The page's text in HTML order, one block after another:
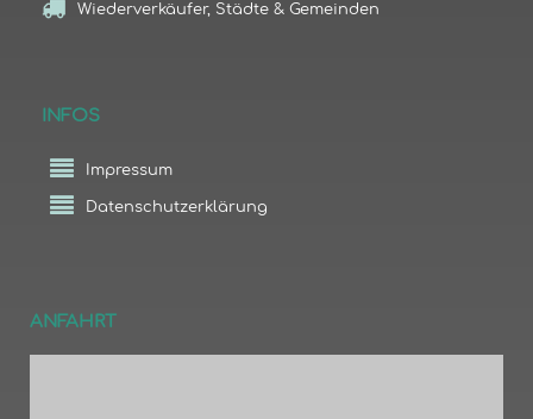
Wiederverkäufer, Städte & Gemeinden
INFOS
Impressum
Datenschutzerklärung
ANFAHRT